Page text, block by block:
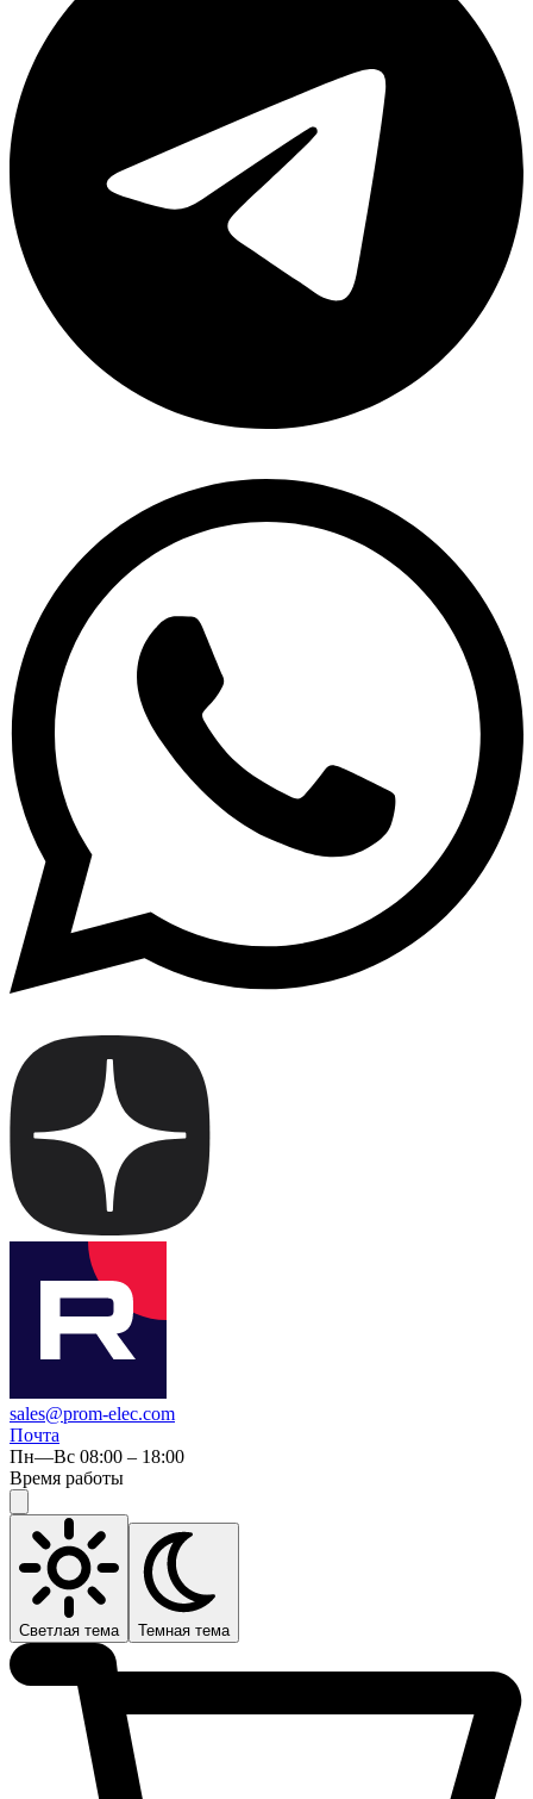
sales@prom-elec.com
Почта
Пн—Вс 08:00 – 18:00
Время работы
Светлая тема Темная тема